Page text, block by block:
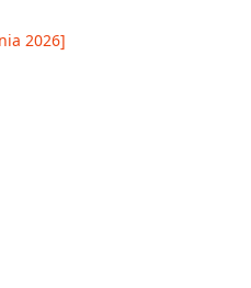
2026]